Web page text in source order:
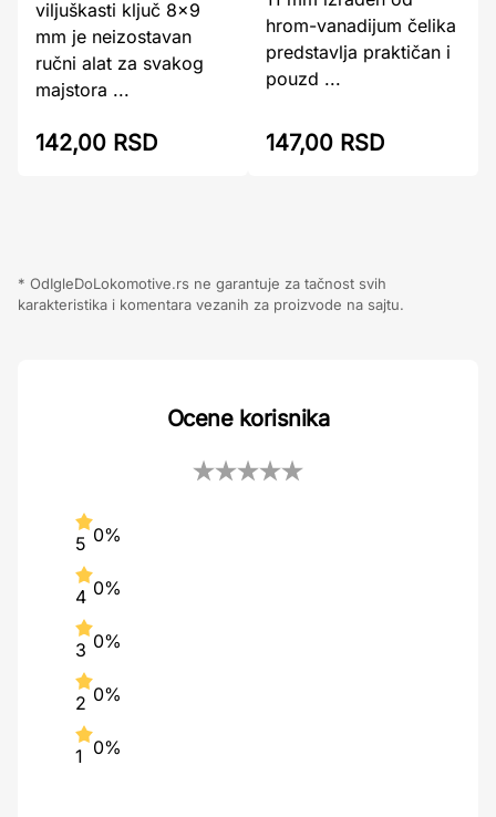
viljuškasti ključ 8×9
mm je neizostavan
ručni alat za svakog
majstora ...
142,00 RSD
hrom-vanadijum čelika
predstavlja praktičan i
pouzd ...
147,00 RSD
* OdIgleDoLokomotive.rs ne garantuje za tačnost svih
karakteristika i komentara vezanih za proizvode na sajtu.
Ocene korisnika
5 0%
4 0%
3 0%
2 0%
1 0%